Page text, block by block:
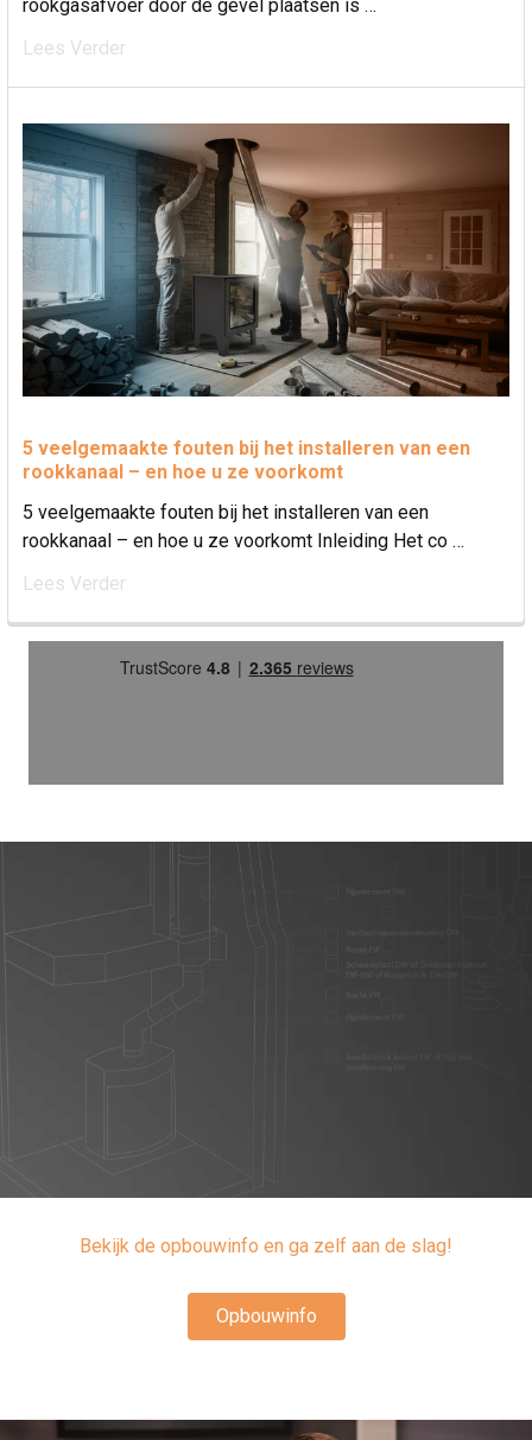
rookgasafvoer door de gevel plaatsen is …
Lees Verder
5 veelgemaakte fouten bij het installeren van een
rookkanaal – en hoe u ze voorkomt
5 veelgemaakte fouten bij het installeren van een
rookkanaal – en hoe u ze voorkomt Inleiding Het co …
Lees Verder
Bekijk de opbouwinfo en ga zelf aan de slag!
Opbouwinfo